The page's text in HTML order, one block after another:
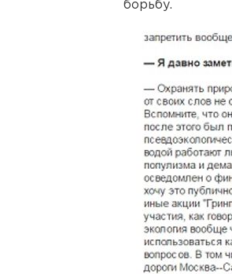
борьбу.